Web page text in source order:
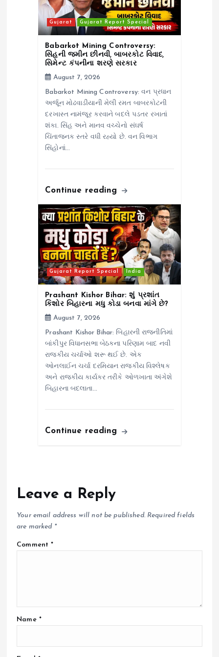
Gujarat Gujarat Report Special
Babarkot Mining Controversy:
સિંહની જમીન છીનવી, બાબરકોટ વિવાદ,
સિમેન્ટ કંપનીના શરણે સરકાર
August 7, 2026
Babarkot Mining Controversy: વન પ્રધાન
અર્જૂન મોઢવાડીયાની મેલી રમત બાબરકોટની
દરખાસ્ત નામંજૂર કરવાને બદલે પડતર રખાતાં
શંકા. સિંહ અને માનવ વચ્ચેનો સંઘર્ષ
ચિંતાજનક સ્તરે વધી રહ્યો છે. વન વિભાગ
સિંહોનાં…
Continue reading
Gujarat Report Special India
Prashant Kishor Bihar: શું પ્રશાંત
કિશોર બિહારના મધુ કોડા બનવા માંગે છે?
August 7, 2026
Prashant Kishor Bihar: બિહારની રાજનીતિમાં
બાંકીપુર વિધાનસભા બેઠકના પરિણામ બાદ નવી
રાજકીય ચર્ચાઓ શરૂ થઈ છે. એક
ઓનલાઈન ચર્ચા દરમિયાન રાજકીય વિશ્લેષક
અને રાજકીય કાર્યકર તરીકે ઓળખાતા અંગેશે
બિહારના બદલાતા…
Continue reading
Leave a Reply
Your email address will not be published. Required fields
are marked *
Comment*
Name *